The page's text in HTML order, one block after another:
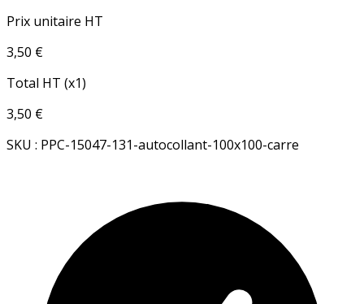
Prix unitaire HT
3,50 €
Total HT (x1)
3,50 €
SKU : PPC-15047-131-autocollant-100x100-carre